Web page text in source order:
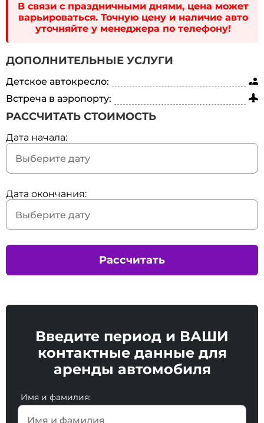
В связи с праздничными днями, цена может
варьироваться. Точную цену и наличие авто
уточняйте у менеджера по телефону!
ДОПОЛНИТЕЛЬНЫЕ УСЛУГИ
Детское автокресло:
Встреча в аэропорту:
РАССЧИТАТЬ СТОИМОСТЬ
Дата начала:
Дата окончания:
Рассчитать
Введите период и ВАШИ
контактные данные для
аренды автомобиля
Имя и фамилия: